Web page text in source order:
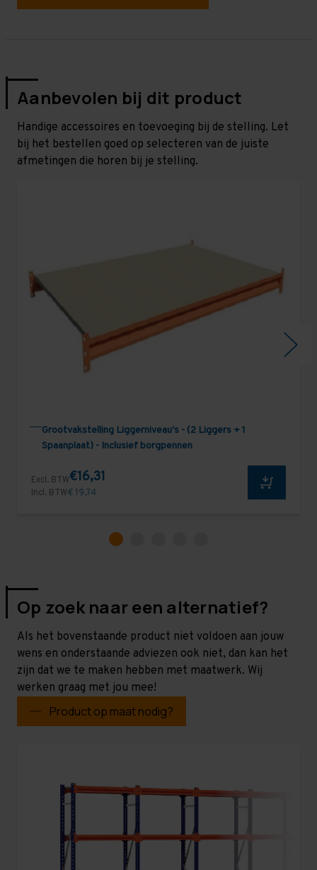
Aanbevolen bij dit product
Handige accessoires en toevoeging bij de stelling. Let
bij het bestellen goed op selecteren van de juiste
afmetingen die horen bij je stelling.
Grootvakstelling Liggerniveau's - (2 Liggers + 1
Spaanplaat) - Inclusief borgpennen
Excl. BTW€16,31
Incl. BTW€ 19,74
Op zoek naar een alternatief?
Als het bovenstaande product niet voldoen aan jouw
wens en onderstaande adviezen ook niet, dan kan het
zijn dat we te maken hebben met maatwerk. Wij
werken graag met jou mee!
Product op maat nodig?